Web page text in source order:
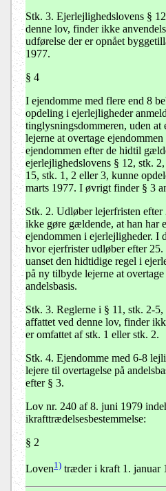
Stk. 3. Ejerlejlighedslovens §
denne lov, finder ikke
udførelse der er opnået
1977.
§ 4
I ejendomme med flere end 8
opdeling i ejerlejligheder
tinglysningsdommeren, uden at
lejerne at overtage
ejendommen efter de hidtil
ejerlejlighedslovens § 12, stk.
15, stk. 1, 2 eller 3, kunne
marts 1977. I øvrigt finder § 3
Stk. 2. Udløber lejerfristen efter
ikke gøre gældende, at han har
ejendommen i ejerlejligheder.
hvor ejerfrister udløber efter 25.
uanset den hidtidige regel i
på ny tilbyde lejerne at
andelsbasis.
Stk. 3. Reglerne i § 11, stk. 2-
affattet ved denne lov, finder
er omfattet af stk. 1 eller stk. 2.
Stk. 4. Ejendomme med 6-8
lejere til overtagelse på
efter § 3.
Lov nr. 240 af 8. juni 1979
ikrafttrædelsesbestemmelse:
§ 2
Loven1) træder i kraft 1. januar